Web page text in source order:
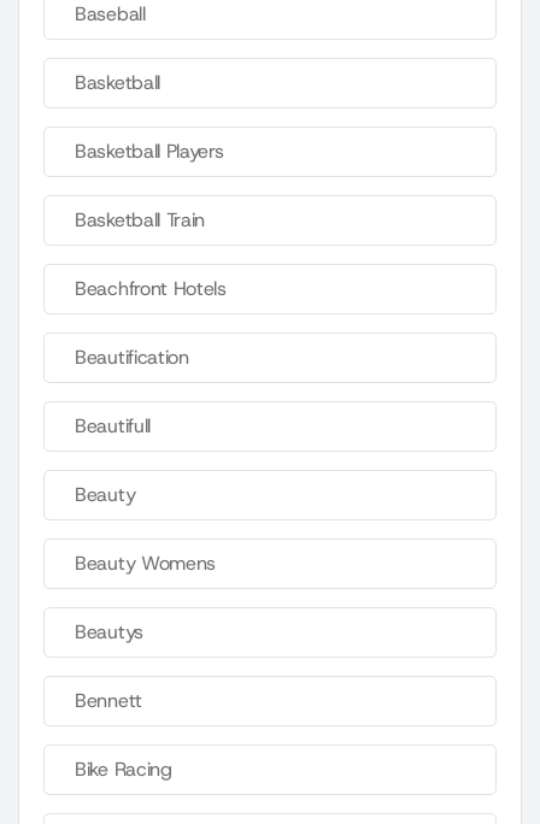
Baseball
Basketball
Basketball Players
Basketball Train
Beachfront Hotels
Beautification
Beautifull
Beauty
Beauty Womens
Beautys
Bennett
Bike Racing